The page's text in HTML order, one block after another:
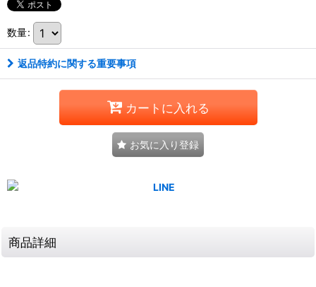
数量:
返品特約に関する重要事項
カートに入れる
お気に入り登録
商品詳細